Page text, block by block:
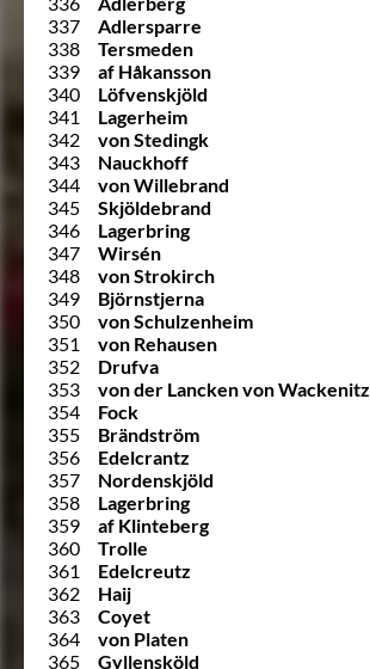
337
Adlersparre
338
Tersmeden
339
af Håkansson
340
Löfvenskjöld
341
Lagerheim
342
von Stedingk
343
Nauckhoff
344
von Willebrand
345
Skjöldebrand
346
Lagerbring
347
Wirsén
348
von Strokirch
349
Björnstjerna
350
von Schulzenheim
351
von Rehausen
352
Drufva
353
von der Lancken von Wackenitz
354
Fock
355
Brändström
356
Edelcrantz
357
Nordenskjöld
358
Lagerbring
359
af Klinteberg
360
Trolle
361
Edelcreutz
362
Haij
363
Coyet
364
von Platen
365
Gyllensköld